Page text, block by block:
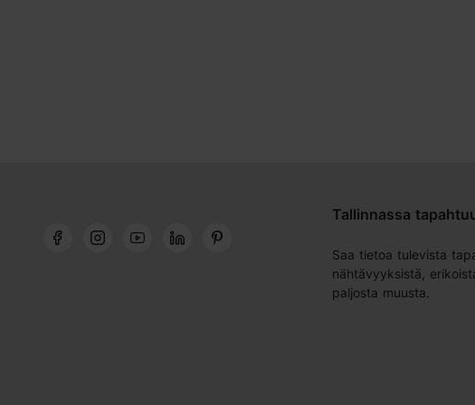
Tallinnassa
Saa tietoa tulevista
nähtävyyksistä,
paljosta muusta.